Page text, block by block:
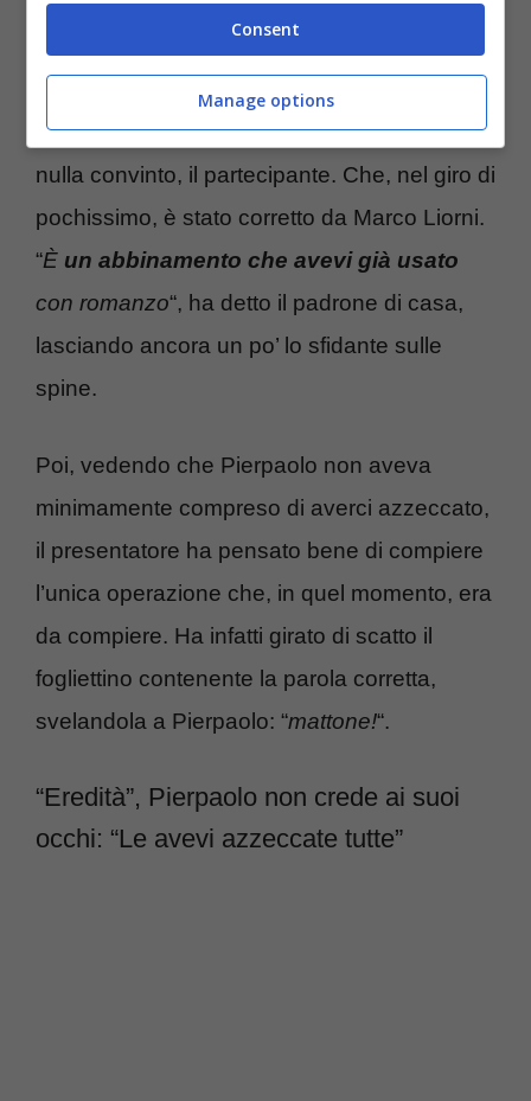
Fatta eccezione per “pizza”.
mi si è messa sullo stomaco
come un mattone…?“, ha azzardato, per
nulla convinto, il partecipante. Che, nel giro di
pochissimo, è stato corretto da Marco Liorni.
“È un abbinamento che avevi già usato
con romanzo“, ha detto il padrone di casa,
lasciando ancora un po’ lo sfidante sulle
spine.
Poi, vedendo che Pierpaolo non aveva
minimamente compreso di averci azzeccato,
il presentatore ha pensato bene di compiere
l’unica operazione che, in quel momento, era
da compiere. Ha infatti girato di scatto il
fogliettino contenente la parola corretta,
svelandola a Pierpaolo: “mattone!“.
“Eredità”, Pierpaolo non crede ai suoi
occhi: “Le avevi azzeccate tutte”
Consent
Manage options